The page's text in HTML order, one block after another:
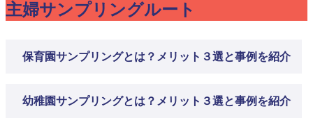
主婦サンプリングルート
保育園サンプリングとは？メリット３選と事例を紹介
幼稚園サンプリングとは？メリット３選と事例を紹介